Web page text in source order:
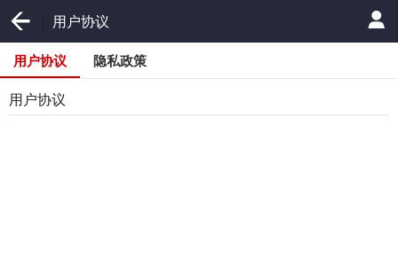
用户协议
用户协议 隐私政策
用户协议